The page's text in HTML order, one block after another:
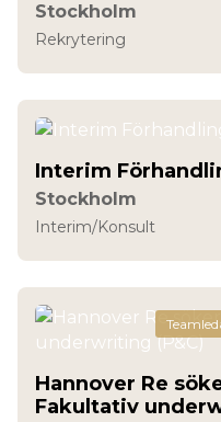
Stockholm
Rekrytering
Interim
Stockholm
Interim/Konsult
Hannover Re
Fakultativ